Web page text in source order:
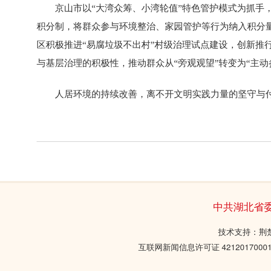
京山市以“大湾众筹、小湾轮值”特色管护模式为抓
积分制，将群众参与环境整治、家园管护等行为纳入积分
区积极推进“易腐垃圾不出村”村级治理试点建设，创新
与基层治理的积极性，推动群众从“旁观观望”转变为“主
人居环境的持续改善，离不开文明实践力量的坚守
中共湖北省
技术支持：
互联网新闻信息许可证 42120170001